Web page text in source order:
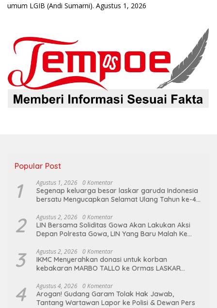
umum LGIB (Andi Sumarni). Agustus 1, 2026
Popular Post
1 Agustus 1, 2026 0 Komentar
Segenap keluarga besar laskar garuda Indonesia
bersatu Mengucapkan Selamat Ulang Tahun ke-44
2 Agustus 2, 2026 0 Komentar
LIN Bersama Soliditas Gowa Akan Lakukan Aksi
Depan Polresta Gowa, LIN Yang Baru Malah Ke
3 Agustus 2, 2026 0 Komentar
IKMC Menyerahkan donasi untuk korban
kebakaran MARBO TALLO ke Ormas LASKAR
4 Agustus 4, 2026 0 Komentar
Arogan! Gudang Garam Tolak Hak Jawab,
Tantang Wartawan Lapor ke Polisi & Dewan Pers